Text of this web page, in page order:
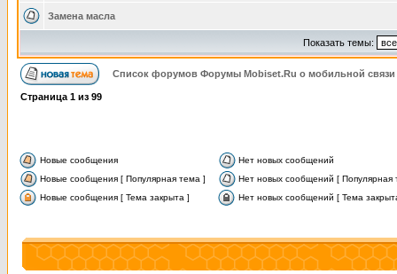
Замена масла
Показать темы:
Список форумов Форумы Mobiset.Ru о мобильной связи
Страница 1 из 99
Новые сообщения
Нет новых сообщений
Новые сообщения [ Популярная тема ]
Нет новых сообщений [ Популярная
Новые сообщения [ Тема закрыта ]
Нет новых сообщений [ Тема